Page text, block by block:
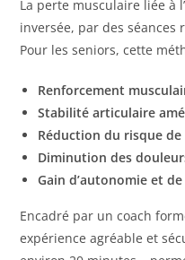
La perte musculaire liée à
inversée, par des séances
Pour les seniors, cette
Renforcement
Stabilité articulaire
Réduction du risque
Diminution des
Gain d’autonomie et
Encadré par un coach
expérience agréable et